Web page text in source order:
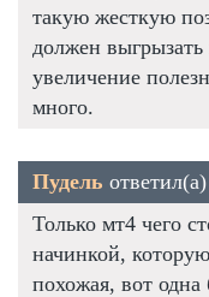
такую жесткую
должен
увеличение
много.
Пудель ответил(а)
Только мт4 чего
начинкой,
похожая, вот одна